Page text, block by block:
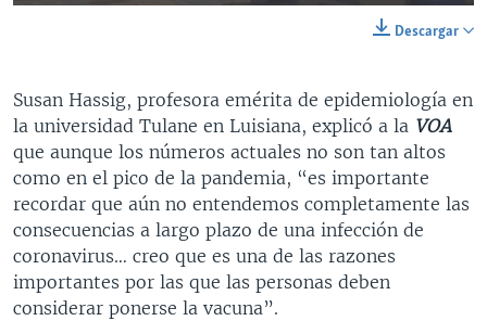
Descargar
Susan Hassig, profesora emérita de epidemiología en
la universidad Tulane en Luisiana, explicó a la VOA
que aunque los números actuales no son tan altos
como en el pico de la pandemia, “es importante
recordar que aún no entendemos completamente las
consecuencias a largo plazo de una infección de
coronavirus… creo que es una de las razones
importantes por las que las personas deben
considerar ponerse la vacuna”.